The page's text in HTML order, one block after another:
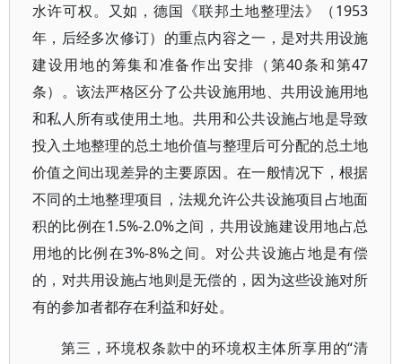
水许可权。又如，德国《联邦土地整理法》（1953
年，后经多次修订）的重点内容之一，是对共用设施
建设用地的筹集和准备作出安排（第40条和第47
条）。该法严格区分了公共设施用地、共用设施用地
和私人所有或使用土地。共用和公共设施占地是导致
投入土地整理的总土地价值与整理后可分配的总土地
价值之间出现差异的主要原因。在一般情况下，根据
不同的土地整理项目，法规允许公共设施项目占地面
积的比例在1.5%-2.0%之间，共用设施建设用地占总
用地的比例在3%-8%之间。对公共设施占地是有偿
的，对共用设施占地则是无偿的，因为这些设施对所
有的参加者都存在利益和好处。
第三，环境权条款中的环境权主体所享用的“清